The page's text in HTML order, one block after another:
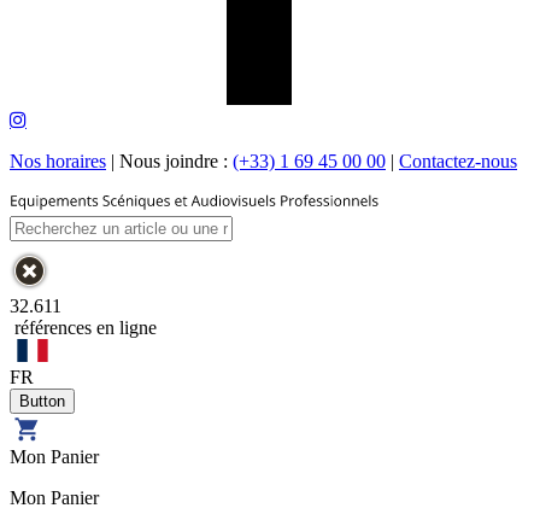
Nos horaires | Nous joindre : (+33) 1 69 45 00 00 | Contactez-nous
32.611
références en ligne
FR
Mon Panier
Mon Panier